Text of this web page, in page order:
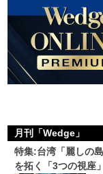
月刊「Wedge」
特集:台湾「麗しの
を拓く「3つの視座」